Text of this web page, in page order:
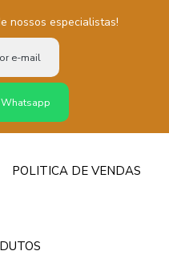
nossos especialistas!
e-mail
POLITICA DE VENDAS